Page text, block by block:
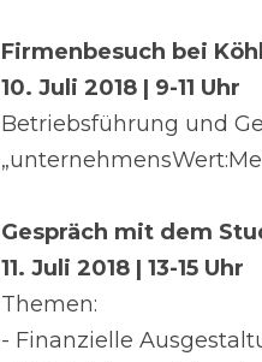
Firmenbesuch bei
10. Juli 2018 | 9-11 Uhr
Betriebsführung und
Gespräch mit dem
11. Juli 2018 | 13-15 Uhr
Themen:
- Finanzielle